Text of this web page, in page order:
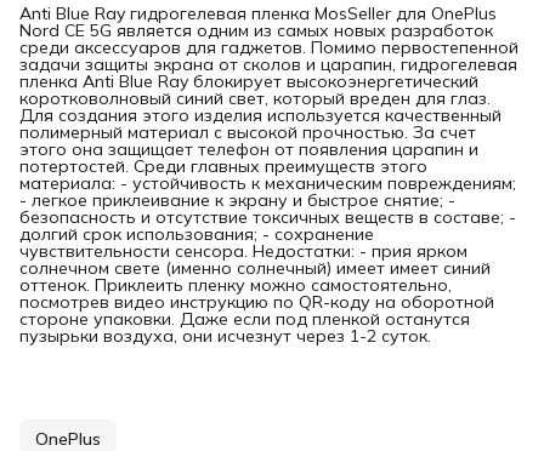
Anti Blue Ray гидрогелевая пленка MosSeller для OnePlus
Nord CE 5G является одним из самых новых разработок
среди аксессуаров для гаджетов. Помимо первостепенной
задачи защиты экрана от сколов и царапин, гидрогелевая
пленка Anti Blue Ray блокирует высокоэнергетический
коротковолновый синий свет, который вреден для глаз.
Для создания этого изделия используется качественный
полимерный материал с высокой прочностью. За счет
этого она защищает телефон от появления царапин и
потертостей. Среди главных преимуществ этого
материала: - устойчивость к механическим повреждениям;
- легкое приклеивание к экрану и быстрое снятие; -
безопасность и отсутствие токсичных веществ в составе; -
долгий срок использования; - сохранение
чувствительности сенсора. Недостатки: - прия ярком
солнечном свете (именно солнечный) имеет имеет синий
оттенок. Приклеить пленку можно самостоятельно,
посмотрев видео инструкцию по QR-коду на оборотной
стороне упаковки. Даже если под пленкой останутся
пузырьки воздуха, они исчезнут через 1-2 суток.
OnePlus